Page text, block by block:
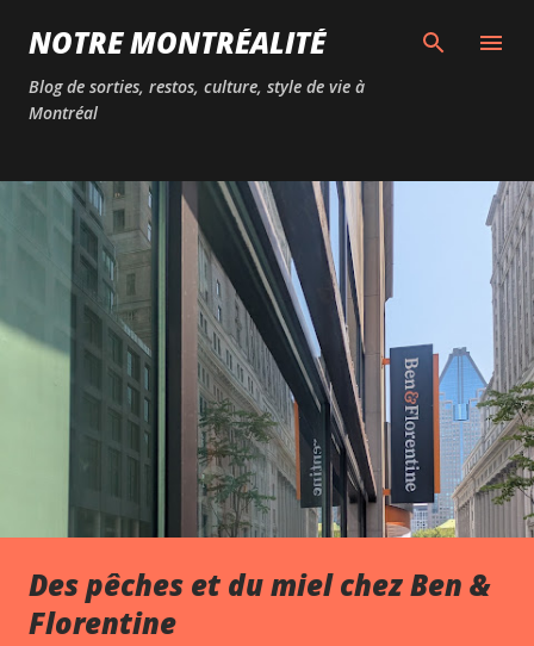
Passer au contenu principal
NOTRE MONTRÉALITÉ
Blog de sorties, restos, culture, style de vie à
Montréal
Des pêches et du miel chez Ben &
Florentine